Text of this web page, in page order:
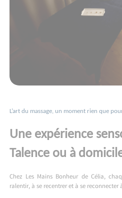
L’art du massage, un moment rien que
Une expérience
Talence ou à
Chez Les Mains Bonheur de Célia,
ralentir, à se recentrer et à se reconnecter